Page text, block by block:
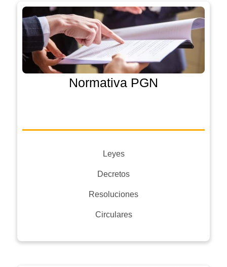
Normativa PGN
Leyes
Decretos
Resoluciones
Circulares